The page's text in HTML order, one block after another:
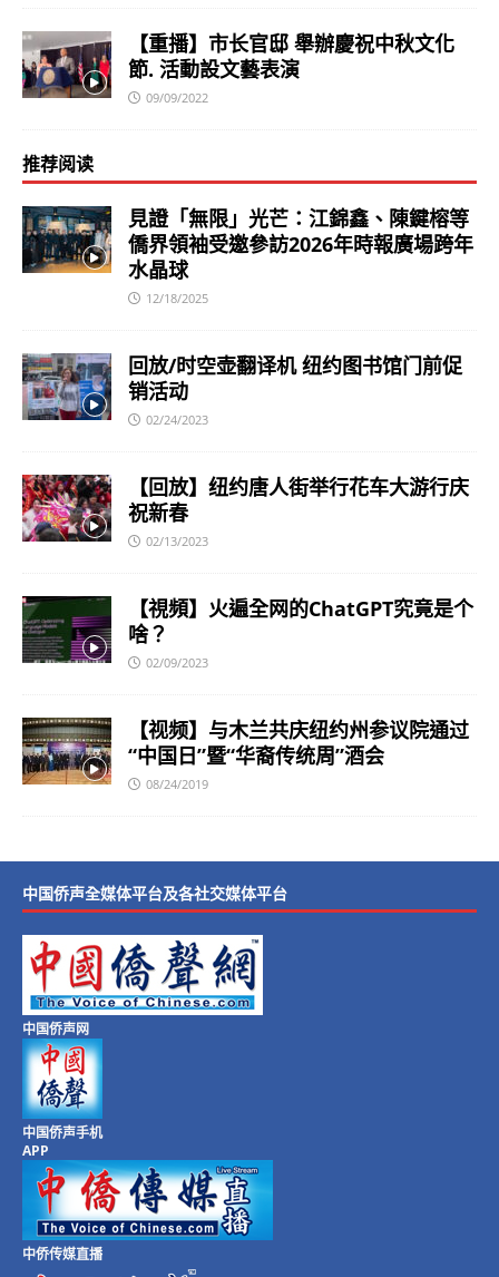
【重播】市长官邸 舉辦慶祝中秋文化
節. 活動設文藝表演
09/09/2022
推荐阅读
見證「無限」光芒：江錦鑫、陳鍵榕等
僑界領袖受邀參訪2026年時報廣場跨年
水晶球
12/18/2025
回放/时空壶翻译机 纽约图书馆门前促
销活动
02/24/2023
【回放】纽约唐人街举行花车大游行庆
祝新春
02/13/2023
【視頻】火遍全网的ChatGPT究竟是个
啥？
02/09/2023
【视频】与木兰共庆纽约州参议院通过
“中国日”暨“华裔传统周”酒会
08/24/2019
中国侨声全媒体平台及各社交媒体平台
中国侨声网
中国侨声手机
APP
中侨传媒直播